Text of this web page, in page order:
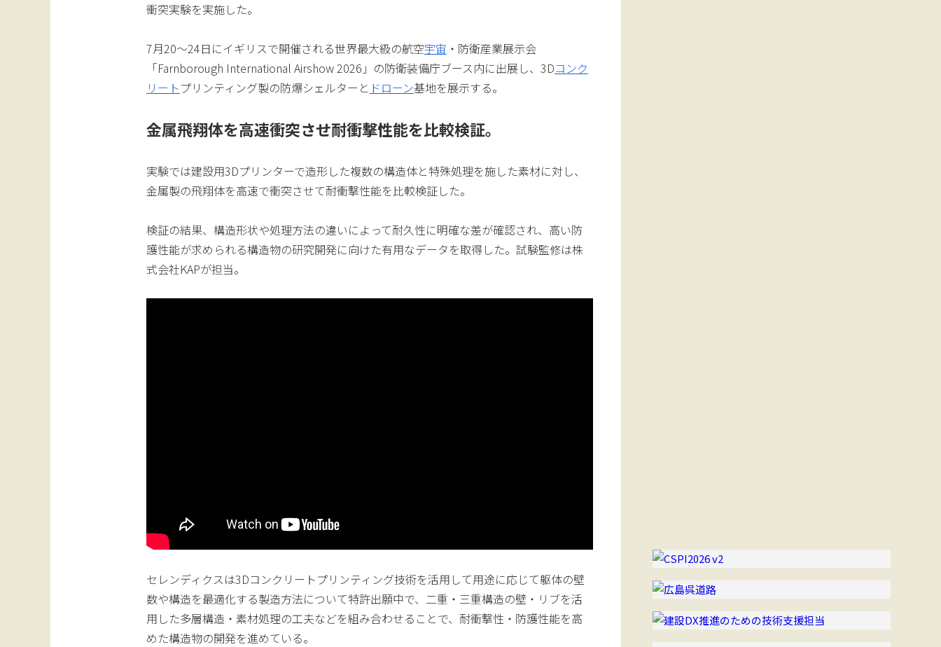
衝突実験を実施した。
7月20〜24日にイギリスで開催される世界最大級の航空宇宙 ・防衛産業展示会
「Farnborough International Airshow 2026」の防衛装備庁ブース内に出展し、3Dコンク
リートプリンティング製の防爆シェルターと ドローン基地を展示する。
金属飛翔体を高速衝突させ耐衝撃性能を比較検証。
実験では建設用3Dプリンターで造形した複数の構造体と特殊処理を施した素材に対し、
金属製の飛翔体を高速で衝突させて耐衝撃性能を比較検証した。
検証の結果、構造形状や処理方法の違いによって耐久性に明確な差が確認され、高い防
護性能が求められる構造物の研究開発に向けた有用なデータを取得した。試験監修は株
式会社KAPが担当。
セレンディクスは3Dコンクリートプリンティング技術を活用して用途に応じて躯体の壁
数や構造を最適化する製造方法について特許出願中で、二重・三重構造の壁・リブを活
用した多層構造・素材処理の工夫などを組み合わせることで、耐衝撃性・防護性能を高
めた構造物の開発を進めている。